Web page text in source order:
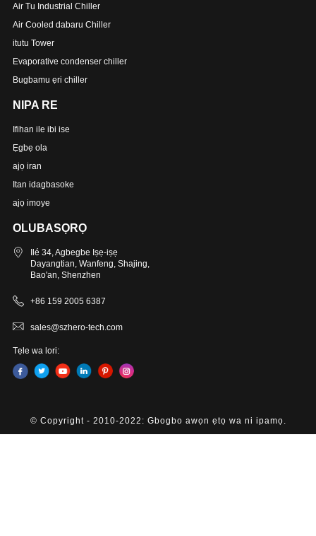
Air Tu Industrial Chiller
Air Cooled dabaru Chiller
itutu Tower
Evaporative condenser chiller
Bugbamu ẹri chiller
NIPA RE
Ifihan ile ibi ise
Ẹgbẹ ola
ajọ iran
Itan idagbasoke
ajọ imoye
OLUBASỌRỌ
Ilé 34, Agbegbe Iṣẹ-iṣẹ
Dayangtian, Wanfeng, Shajing,
Bao'an, Shenzhen
+86 159 2005 6387
sales@szhero-tech.com
Tẹle wa lori:
© Copyright - 2010-2022: Gbogbo awọn ẹtọ wa ni ipamọ.